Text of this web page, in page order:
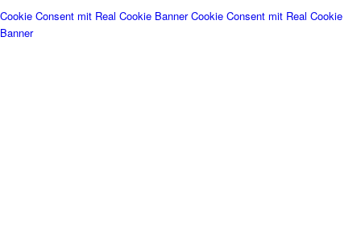
Cookie Consent mit Real Cookie Banner Cookie Consent mit Real Cookie
Banner